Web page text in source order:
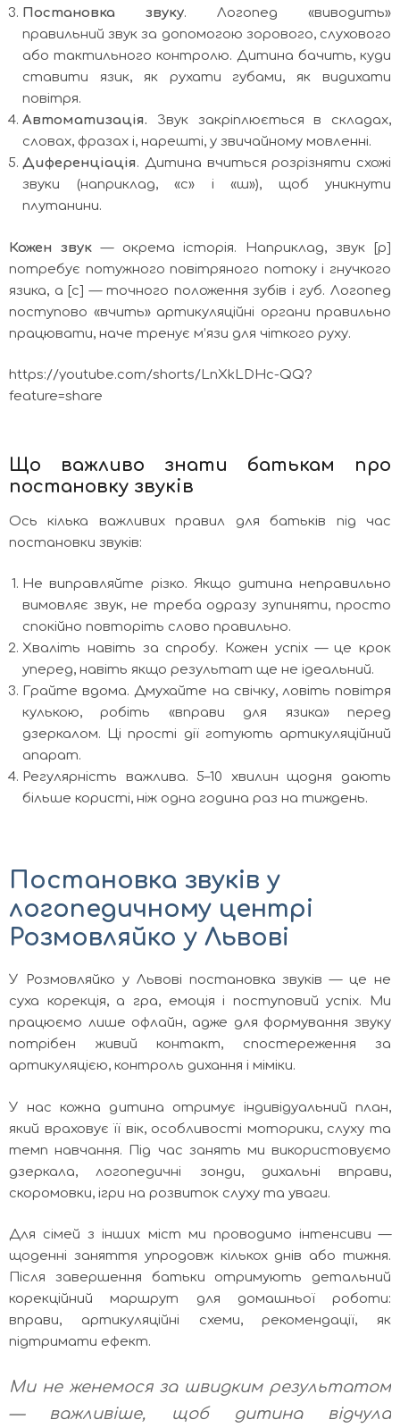
Постановка звуку. Логопед «виводить»
правильний звук за допомогою зорового, слухового
або тактильного контролю. Дитина бачить, куди
ставити язик, як рухати губами, як видихати
повітря.
Автоматизація. Звук закріплюється в складах,
словах, фразах і, нарешті, у звичайному мовленні.
Диференціація. Дитина вчиться розрізняти схожі
звуки (наприклад, «с» і «ш»), щоб уникнути
плутанини.
Кожен звук— окрема історія. Наприклад, звук [р]
потребує потужного повітряного потоку і гнучкого
язика, а [с] — точного положення зубів і губ. Логопед
поступово «вчить» артикуляційні органи правильно
працювати, наче тренує м’язи для чіткого руху.
https://youtube.com/shorts/LnXkLDHc-QQ?
feature=share
Що важливо знати батькам про
постановку звуків
Ось кілька важливих правил для батьків під час
постановки звуків:
Не виправляйте різко. Якщо дитина неправильно
вимовляє звук, не треба одразу зупиняти, просто
спокійно повторіть слово правильно.
Хваліть навіть за спробу. Кожен успіх — це крок
уперед, навіть якщо результат ще не ідеальний.
Грайте вдома. Дмухайте на свічку, ловіть повітря
кулькою, робіть «вправи для язика» перед
дзеркалом. Ці прості дії готують артикуляційний
апарат.
Регулярність важлива. 5–10 хвилин щодня дають
більше користі, ніж одна година раз на тиждень.
Постановка звуків у
логопедичному центрі
Розмовляйко у Львові
У Розмовляйко у Львові постановка звуків — це не
суха корекція, а гра, емоція і поступовий успіх. Ми
працюємо лише офлайн, адже для формування звуку
потрібен живий контакт, спостереження за
артикуляцією, контроль дихання і міміки.
У нас кожна дитина отримує індивідуальний план,
який враховує її вік, особливості моторики, слуху та
темп навчання. Під час занять ми використовуємо
дзеркала, логопедичні зонди, дихальні вправи,
скоромовки, ігри на розвиток слуху та уваги.
Для сімей з інших міст ми проводимо інтенсиви —
щоденні заняття упродовж кількох днів або тижня.
Після завершення батьки отримують детальний
корекційний маршрут для домашньої роботи:
вправи, артикуляційні схеми, рекомендації, як
підтримати ефект.
Ми не женемося за швидким результатом
— важливіше, щоб дитина відчула